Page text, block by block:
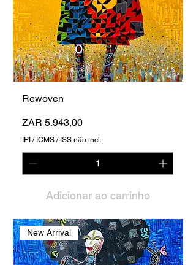
Rewoven
Preço
ZAR 5.943,00
IPI / ICMS / ISS não incl.
Adicionar ao carrinho
New Arrival